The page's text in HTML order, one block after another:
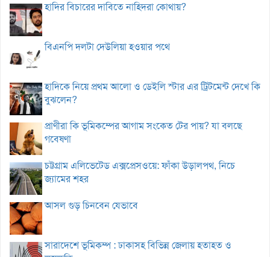
হাদির বিচারের দাবিতে নাহিদরা কোথায়?
বিএনপি দলটা দেউলিয়া হওয়ার পথে
হাদিকে নিয়ে প্রথম আলো ও ডেইলি স্টার এর ট্রিটমেন্ট দেখে কি
বুঝলেন?
প্রাণীরা কি ভূমিকম্পের আগাম সংকেত টের পায়? যা বলছে
গবেষণা
চট্টগ্রাম এলিভেটেড এক্সপ্রেসওয়ে: ফাঁকা উড়ালপথ, নিচে
জ্যামের শহর
আসল গুড় চিনবেন যেভাবে
সারাদেশে ভূমিকম্প : ঢাকাসহ বিভিন্ন জেলায় হতাহত ও